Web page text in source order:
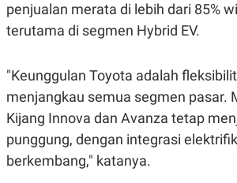
penjualan merata di lebih dari 85%
terutama di segmen Hybrid EV.
"Keunggulan Toyota adalah
menjangkau semua segmen pasar.
Kijang Innova dan Avanza tetap
punggung, dengan integrasi
berkembang," katanya.